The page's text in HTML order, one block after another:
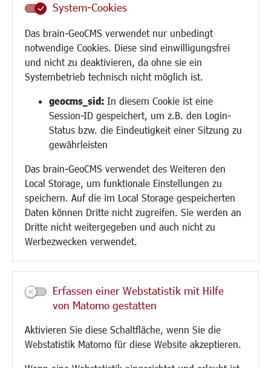
System-Cookies
Das brain-GeoCMS verwendet nur unbedingt
notwendige Cookies. Diese sind einwilligungsfrei
und nicht zu deaktivieren, da ohne sie ein
Systembetrieb technisch nicht möglich ist.
geocms_sid: In diesem Cookie ist eine
Session-ID gespeichert, um z.B. den Login-
Status bzw. die Eindeutigkeit einer Sitzung zu
gewährleisten
Das brain-GeoCMS verwendet des Weiteren den
Local Storage, um funktionale Einstellungen zu
speichern. Auf die im Local Storage gespeicherten
Daten können Dritte nicht zugreifen. Sie werden an
Dritte nicht weitergegeben und auch nicht zu
Werbezwecken verwendet.
Erfassen einer Webstatistik mit Hilfe
von Matomo gestatten
Aktivieren Sie diese Schaltfläche, wenn Sie die
Webstatistik Matomo für diese Website akzeptieren.
Schule
Demokratie leben
Ukrainehilfe
Hilfe für Geflüchtete
Religion
Bauen/Umwelt/Mobilität
Bebauungsplanung
Verkehr/Mobilität
Glasfaserausbau
Aktuelle Baustellen
Paddelteich
CINDY S
Kultur/Freizeit/Tourismus
Veranstaltungen
Neue Stadthalle Langen
Bäder
Musikschule